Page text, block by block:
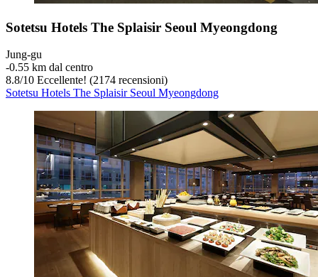
Sotetsu Hotels The Splaisir Seoul Myeongdong
Jung-gu
‐0.55 km dal centro
8.8/10 Eccellente! (2174 recensioni)
Sotetsu Hotels The Splaisir Seoul Myeongdong